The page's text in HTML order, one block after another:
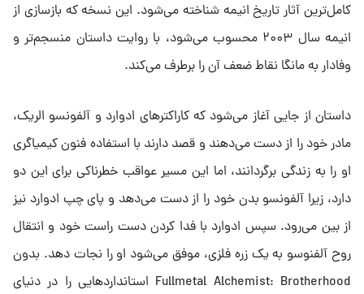
کامل‌ترین آثار تاریخ انیمه شناخته می‌شود. این نسخه که بازسازی از
انیمه سال ۲۰۰۳ محسوب می‌شود، با روایت داستان منسجم‌تر و
وفادار به مانگا نقاط ضعف آن را برطرف می‌کند.
داستان از جایی آغاز می‌شود که کاراکترهای ادوارد و آلفونسو الریک،
مادر خود را از دست می‌دهند و قصد دارند با استفاده فنون کیمیاگری
او را به زندگی برگردانند، اما این مسیر عواقب خطرناکی برای این دو
دارد، زیرا آلفونسو بدن خود را از دست می‌دهد و پای چپ ادوارد نیز
از بین می‌رود. سپس ادوارد با فدا کردن دست راست خود و انتقال
روح آلفنوسو به یک زره فلزی، موفق می‌شود او را نجات دهد. بدون
Fullmetal Alchemist: Brotherhood استانداردهایی را در دنیای